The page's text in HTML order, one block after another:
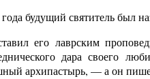
будущий святитель был
его лаврским
дара своего
архипастырь, — а он